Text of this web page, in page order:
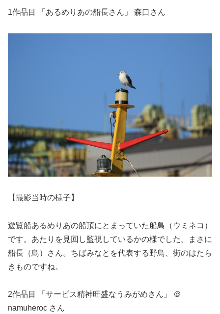
1作品目 「あるめりあの船長さん」 森口さん
【撮影当時の様子】
遊覧船あるめりあの船頂にとまっていた船鳥（ウミネコ）
です。あたりを見回し監視しているかの様でした。まさに
船長（鳥）さん。ちばみなとを代表する野鳥、街のはたら
きものですね。
2作品目 「サービス精神旺盛なうみがめさん」 ＠
namuheroc さん